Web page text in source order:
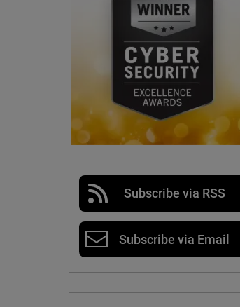
Subscribe via RSS
Subscribe via Email